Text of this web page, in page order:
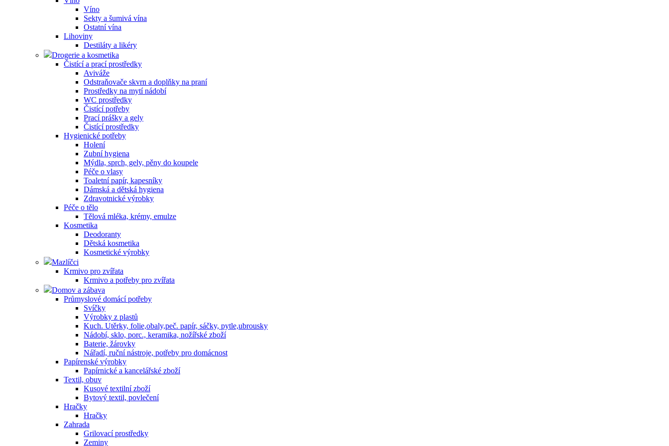
Víno
Sekty a šumivá vína
Ostatní vína
Lihoviny
Destiláty a likéry
Drogerie a kosmetika
Čistící a prací prostředky
Aviváže
Odstraňovače skvrn a doplňky na praní
Prostředky na mytí nádobí
WC prostředky
Čistící potřeby
Prací prášky a gely
Čistící prostředky
Hygienické potřeby
Holení
Zubní hygiena
Mýdla, sprch, gely, pěny do koupele
Péče o vlasy
Toaletní papír, kapesníky
Dámská a dětská hygiena
Zdravotnické výrobky
Péče o tělo
Tělová mléka, krémy, emulze
Kosmetika
Deodoranty
Dětská kosmetika
Kosmetické výrobky
Mazlíčci
Krmivo pro zvířata
Krmivo a potřeby pro zvířata
Domov a zábava
Průmyslové domácí potřeby
Svíčky
Výrobky z plastů
Kuch. Utěrky, folie,obaly,peč. papír, sáčky, pytle,ubrousky
Nádobí, sklo, porc., keramika, nožířské zboží
Baterie, žárovky
Nářadí, ruční nástroje, potřeby pro domácnost
Papírenské výrobky
Papírnické a kancelářské zboží
Textil, obuv
Kusové textilní zboží
Bytový textil, povlečení
Hračky
Hračky
Zahrada
Grilovací prostředky
Zeminy